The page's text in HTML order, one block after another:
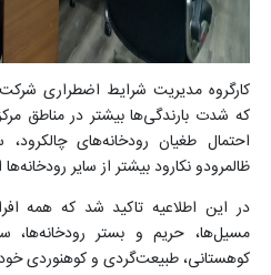
کارگروه مدیریت شرایط اضطراری
که شدت بارندگی‌ها بیشتر در مناطق
احتمال طغیان رودخانه‌های چالکرود،
ظالمرودو نکارود بیشتر از سایر
در این اطلاعیه تاکید شد که همه
مسیل‌ها، حریم و بستر
کوهستانی، طبیعت‌گردی و کوهنوردی